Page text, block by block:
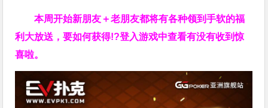
本周开始新朋友＋老朋友都将有各种领到手软的福
利大放送，要如何获得!?登入游戏中查看有没有收到惊
喜啦。